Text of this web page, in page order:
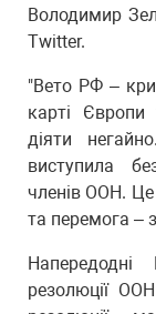
Володимир
Twitter.
"Вето РФ –
карті Європи
діяти
виступила
членів ООН.
та перемога –
резолюції